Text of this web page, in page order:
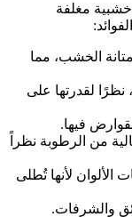
مغلفة
الخشب، مما
لقدرتها على
فيها.
من الرطوبة نظراً
لأنها تُطلى
والشرفات.